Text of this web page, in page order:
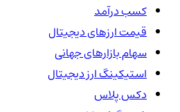
کسب درآمد
قیمت ارزهای دیجیتال
سهام بازارهای جهانی
استیکینگ ارز دیجیتال
دکس پلاس